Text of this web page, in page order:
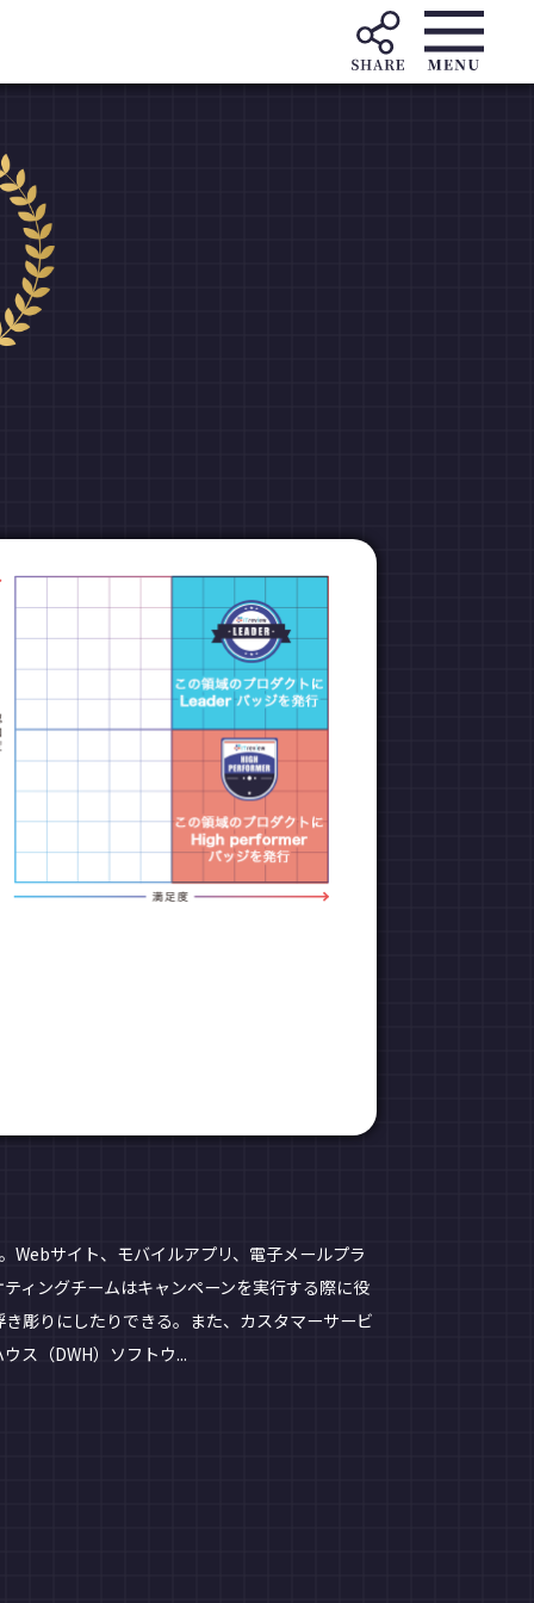
Webサイト、モバイルアプリ、電子メールプラ
ィングチームはキャンペーンを実行する際に役
彫りにしたりできる。また、カスタマーサービ
ス（DWH）ソフトウ...